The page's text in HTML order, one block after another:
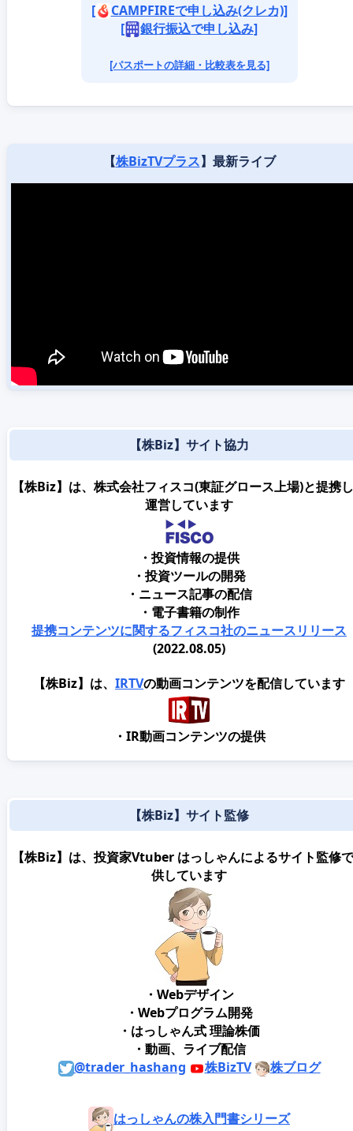
[
CAMPFIREで申し込み(クレカ)]
[
銀行振込で申し込み]
[パスポートの詳細・比較表を見る]
【株BizTVプラス】最新ライブ
【株Biz】サイト協力
【株Biz】は、株式会社フィスコ(東証グロース上場)と提携
運営しています
・投資情報の提供
・投資ツールの開発
・ニュース記事の配信
・電子書籍の制作
提携コンテンツに関するフィスコ社のニュースリリース
(2022.08.05)
【株Biz】は、 IRTVの動画コンテンツを配信しています
・IR動画コンテンツの提供
【株Biz】サイト監修
【株Biz】は、投資家Vtuber はっしゃんによるサイト監修
供しています
・Webデザイン
・Webプログラム開発
・はっしゃん式 理論株価
・動画、ライブ配信
@trader_hashang
株BizTV 株ブログ
はっしゃんの株入門書シリーズ